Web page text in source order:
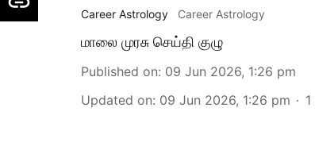
Career Astrology Career Astrology
மாலை முரசு செய்தி குழு
Published on: 09 Jun 2026, 1:26 pm
Updated on: 09 Jun 2026, 1:26 pm 1